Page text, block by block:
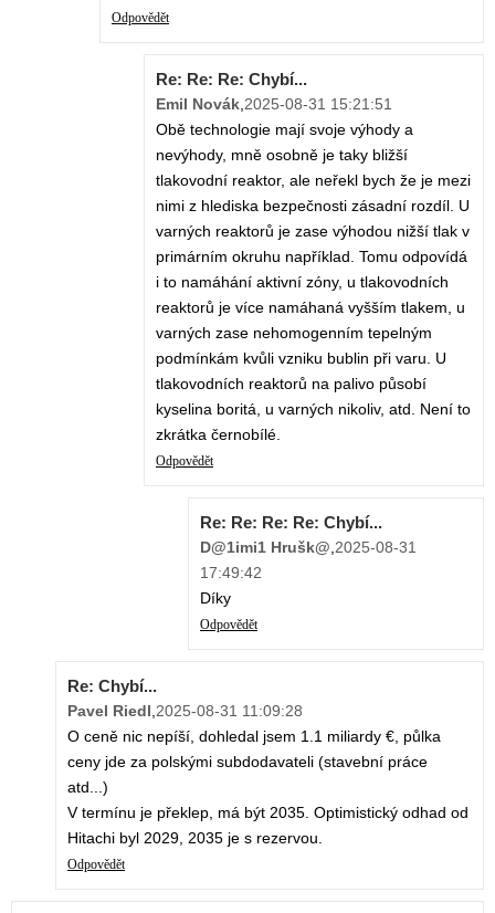
Odpovědět
Re: Re: Re: Chybí...
Emil Novák 2025-08-31 15:21:51
Obě technologie mají svoje výhody a
nevýhody, mně osobně je taky bližší
tlakovodní reaktor, ale neřekl bych že je mezi
nimi z hlediska bezpečnosti zásadní rozdíl. U
varných reaktorů je zase výhodou nižší tlak v
primárním okruhu například. Tomu odpovídá
i to namáhání aktivní zóny, u tlakovodních
reaktorů je více namáhaná vyšším tlakem, u
varných zase nehomogenním tepelným
podmínkám kvůli vzniku bublin při varu. U
tlakovodních reaktorů na palivo působí
kyselina boritá, u varných nikoliv, atd. Není to
zkrátka černobílé.
Odpovědět
Re: Re: Re: Re: Chybí...
D@1imi1 Hrušk@ 2025-08-31
17:49:42
Díky
Odpovědět
Re: Chybí...
Pavel Riedl 2025-08-31 11:09:28
O ceně nic nepíší, dohledal jsem 1.1 miliardy €, půlka
ceny jde za polskými subdodavateli (stavební práce
atd...)
V termínu je překlep, má být 2035. Optimistický odhad od
Hitachi byl 2029, 2035 je s rezervou.
Odpovědět